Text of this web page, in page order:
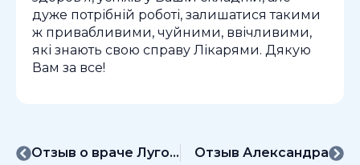
дуже потрібній роботі, залишатися такими
ж привабливими, чуйними, ввічливими,
які знають свою справу Лікарями. Дякую
Вам за все!
Отзыв о враче Луговой Е. М. Отзыв Александра